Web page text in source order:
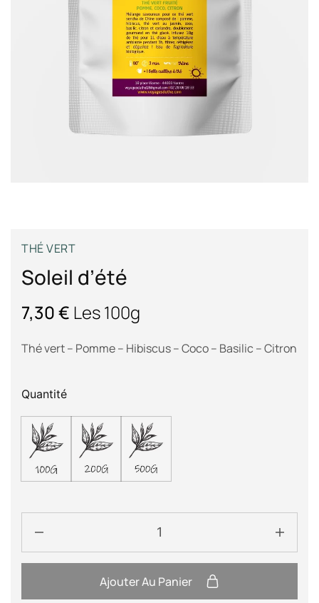
THÉ VERT
Soleil d’été
7,30€ Les 100g
Thé vert – Pomme – Hibiscus – Coco – Basilic – Citron
Quantité
Ajouter Au Panier